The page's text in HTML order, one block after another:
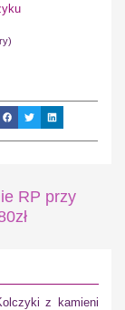
RP przy
z kamieni